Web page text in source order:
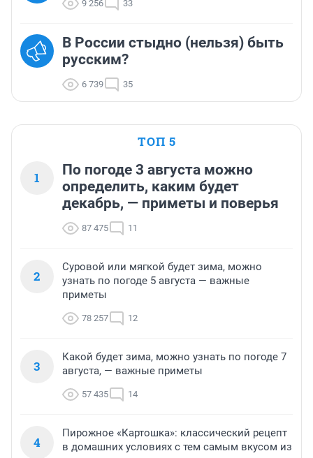
9 256 33
В России стыдно (нельзя) быть
русским?
6 739 35
ТОП 5
1
По погоде 3 августа можно
определить, каким будет
декабрь, — приметы и поверья
87 475 11
2
Суровой или мягкой будет зима, можно
узнать по погоде 5 августа — важные
приметы
78 257 12
3
Какой будет зима, можно узнать по погоде 7
августа, — важные приметы
57 435 14
4
Пирожное «Картошка»: классический рецепт
в домашних условиях с тем самым вкусом из